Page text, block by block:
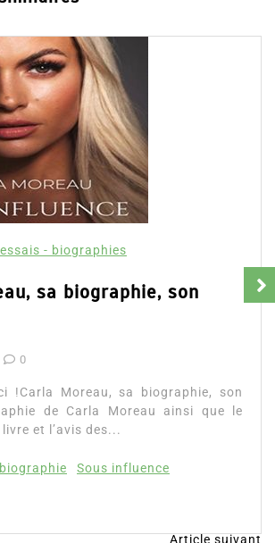
Guides - essais - biographies
à investir dans les
Découvrez le résumé du
à investir cryptomonnaies
Article suivant